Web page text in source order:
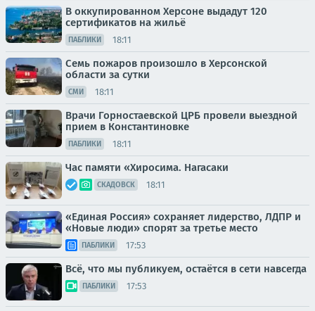
В оккупированном Херсоне выдадут 120
сертификатов на жильё
ПАБЛИКИ 18:11
Семь пожаров произошло в Херсонской
области за сутки
СМИ 18:11
Врачи Горностаевской ЦРБ провели выездной
прием в Константиновке
ПАБЛИКИ 18:11
Час памяти «Хиросима. Нагасаки
СКАДОВСК 18:11
«Единая Россия» сохраняет лидерство, ЛДПР и
«Новые люди» спорят за третье место
ПАБЛИКИ 17:53
Всё, что мы публикуем, остаётся в сети навсегда
ПАБЛИКИ 17:53